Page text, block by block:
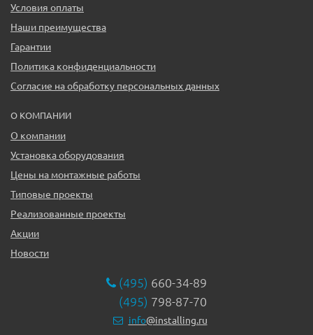
Условия оплаты
Наши преимущества
Гарантии
Политика конфиденциальности
Согласие на обработку персональных данных
О КОМПАНИИ
О компании
Установка оборудования
Цены на монтажные работы
Типовые проекты
Реализованные проекты
Акции
Новости
(495) 660-34-89
(495) 798-87-70
info@installing.ru